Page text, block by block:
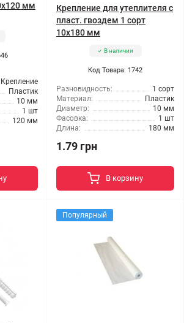
мм
Крепление
Пластик
10 мм
1 шт
120 мм
Крепление для утеплителя с
пласт. гвоздем 1 сорт
10x180 мм
В наличии
Код Товара: 1742
Разновидность:
1 сорт
Материал:
Пластик
Диаметр:
10 мм
Фасовка:
1 шт
Длина:
180 мм
1.79 грн
В корзину
Популярный